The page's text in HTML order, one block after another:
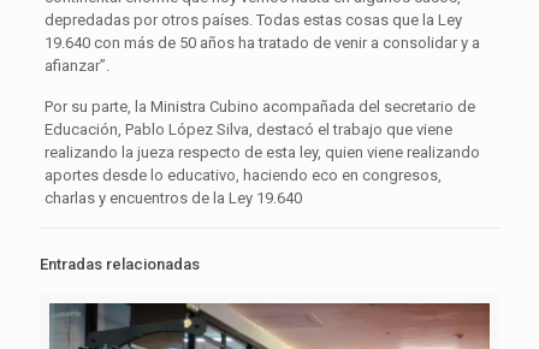
depredadas por otros países. Todas estas cosas que la Ley
19.640 con más de 50 años ha tratado de venir a consolidar y a
afianzar”.
Por su parte, la Ministra Cubino acompañada del secretario de
Educación, Pablo López Silva, destacó el trabajo que viene
realizando la jueza respecto de esta ley, quien viene realizando
aportes desde lo educativo, haciendo eco en congresos,
charlas y encuentros de la Ley 19.640
Entradas relacionadas